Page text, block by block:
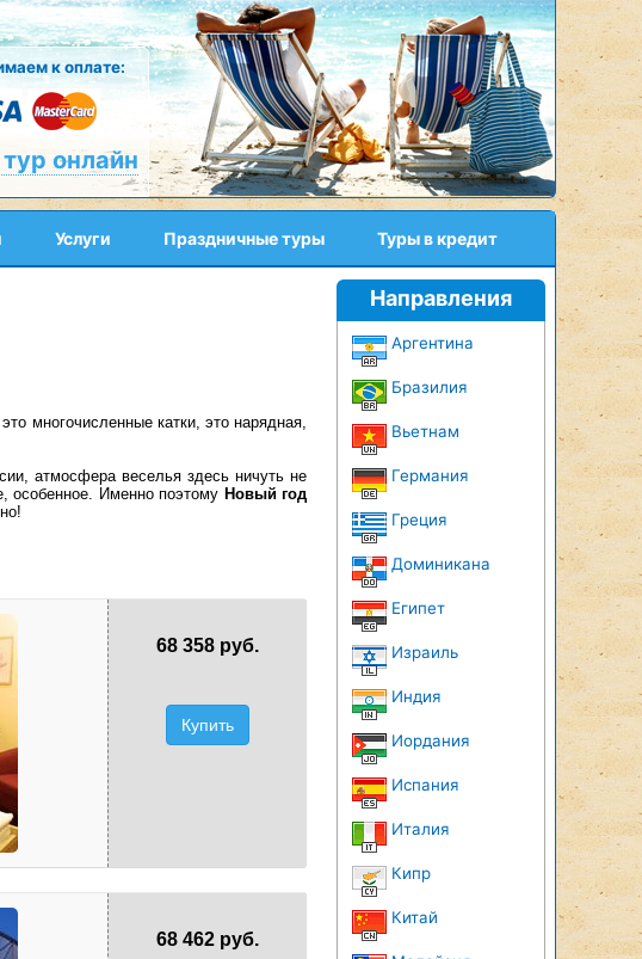
к оплате:
онлайн
Услуги Праздничные туры Туры в кредит
многочисленные катки, это нарядная,
атмосфера веселья здесь ничуть не
особенное. Именно поэтому Новый год
68 358 руб.
Купить
68 462 руб.
Направления
Аргентина
Бразилия
Вьетнам
Германия
Греция
Доминикана
Египет
Израиль
Индия
Иордания
Испания
Италия
Кипр
Китай